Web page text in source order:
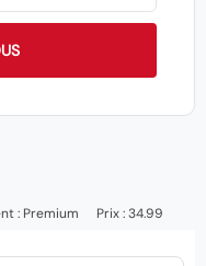
: Premium Prix : 34.99